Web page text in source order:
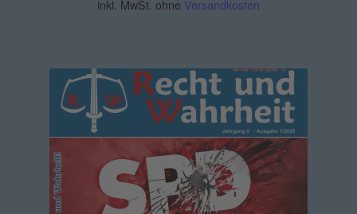
inkl. MwSt. ohne Versandkosten